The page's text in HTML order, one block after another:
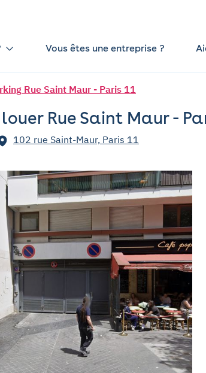
Vous êtes une entreprise ?
Rue Saint Maur - Paris 11
Rue Saint Maur -
102 rue Saint-Maur, Paris 11